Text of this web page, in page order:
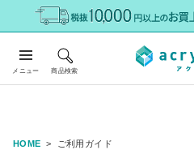
メニュー 商品検索
HOME ご利用ガイド